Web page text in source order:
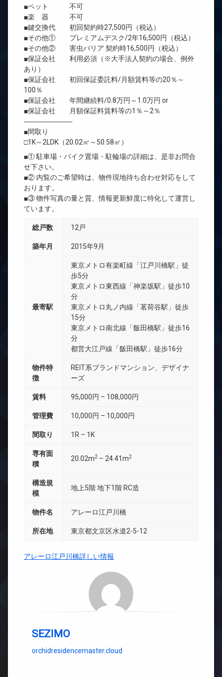
■ペット 不可
■楽 器 不可
■鍵交換代 初回契約時27,500円（税込）
■その他① プレミアムデスク/2年16,500円（税込）
■その他② 害虫バリア 契約時16,500円（税込）
■保証会社 利用必須（※大手法人契約の場合、例外
あり）
■保証会社 初回保証委託料/月額賃料等の20％～
100％
■保証会社 年間継続料/0.8万円～1.0万円 or
■保証会社 月額保証料賃料等の1％～2％
―――――――
■間取り
□1K～2LDK（20.02㎡～50.58㎡）
■① 駐車場・バイク置場・駐輪場の詳細は、是非お問合
せ下さい。
■② 内覧のご希望時は、物件現地待ち合わせ対応をして
おります。
■③ 物件写真の量と質、情報更新鮮度に特化して運営し
ています。
総戸数 12戸
築年月 2015年9月
最寄駅
東京メトロ有楽町線「江戸川橋駅」徒
歩5分
東京メトロ東西線「神楽坂駅」徒歩10
分
東京メトロ丸ノ内線「茗荷谷駅」徒歩
15分
東京メトロ南北線「飯田橋駅」徒歩16
分
都営大江戸線「飯田橋駅」徒歩16分
物件特
徴
REIT系ブランドマンション、デザイナ
ーズ
賃料 95,000円 – 108,000円
管理費 10,000円 – 10,000円
間取り 1R – 1K
専有面
積
20.02m2 – 24.41m2
構造規
模
地上5階 地下1階 RC造
物件名 アレーロ江戸川橋
所在地 東京都文京区水道2-5-12
アレーロ江戸川橋詳しい情報
SEZIMO
orchidresidencemaster.cloud